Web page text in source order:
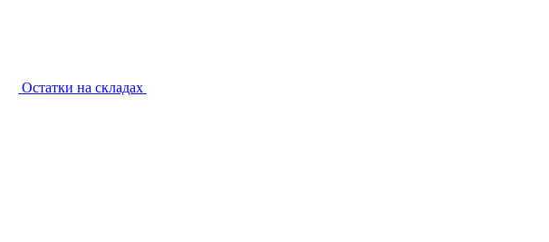
Остатки на складах